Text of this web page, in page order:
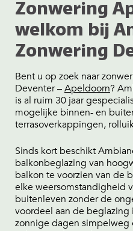
Zonwering
welkom bij
Zonwering
Bent u op zoek naar
Deventer –Apeldoorn?
is al ruim 30 jaar
mogelijke binnen- en
terrasoverkappingen,
Sinds kort beschikt
balkonbeglazing van
balkon te voorzien van de
elke weersomstandigheid
buitenleven zonder de
voordeel aan de beglazing
zonnige dagen simpelweg